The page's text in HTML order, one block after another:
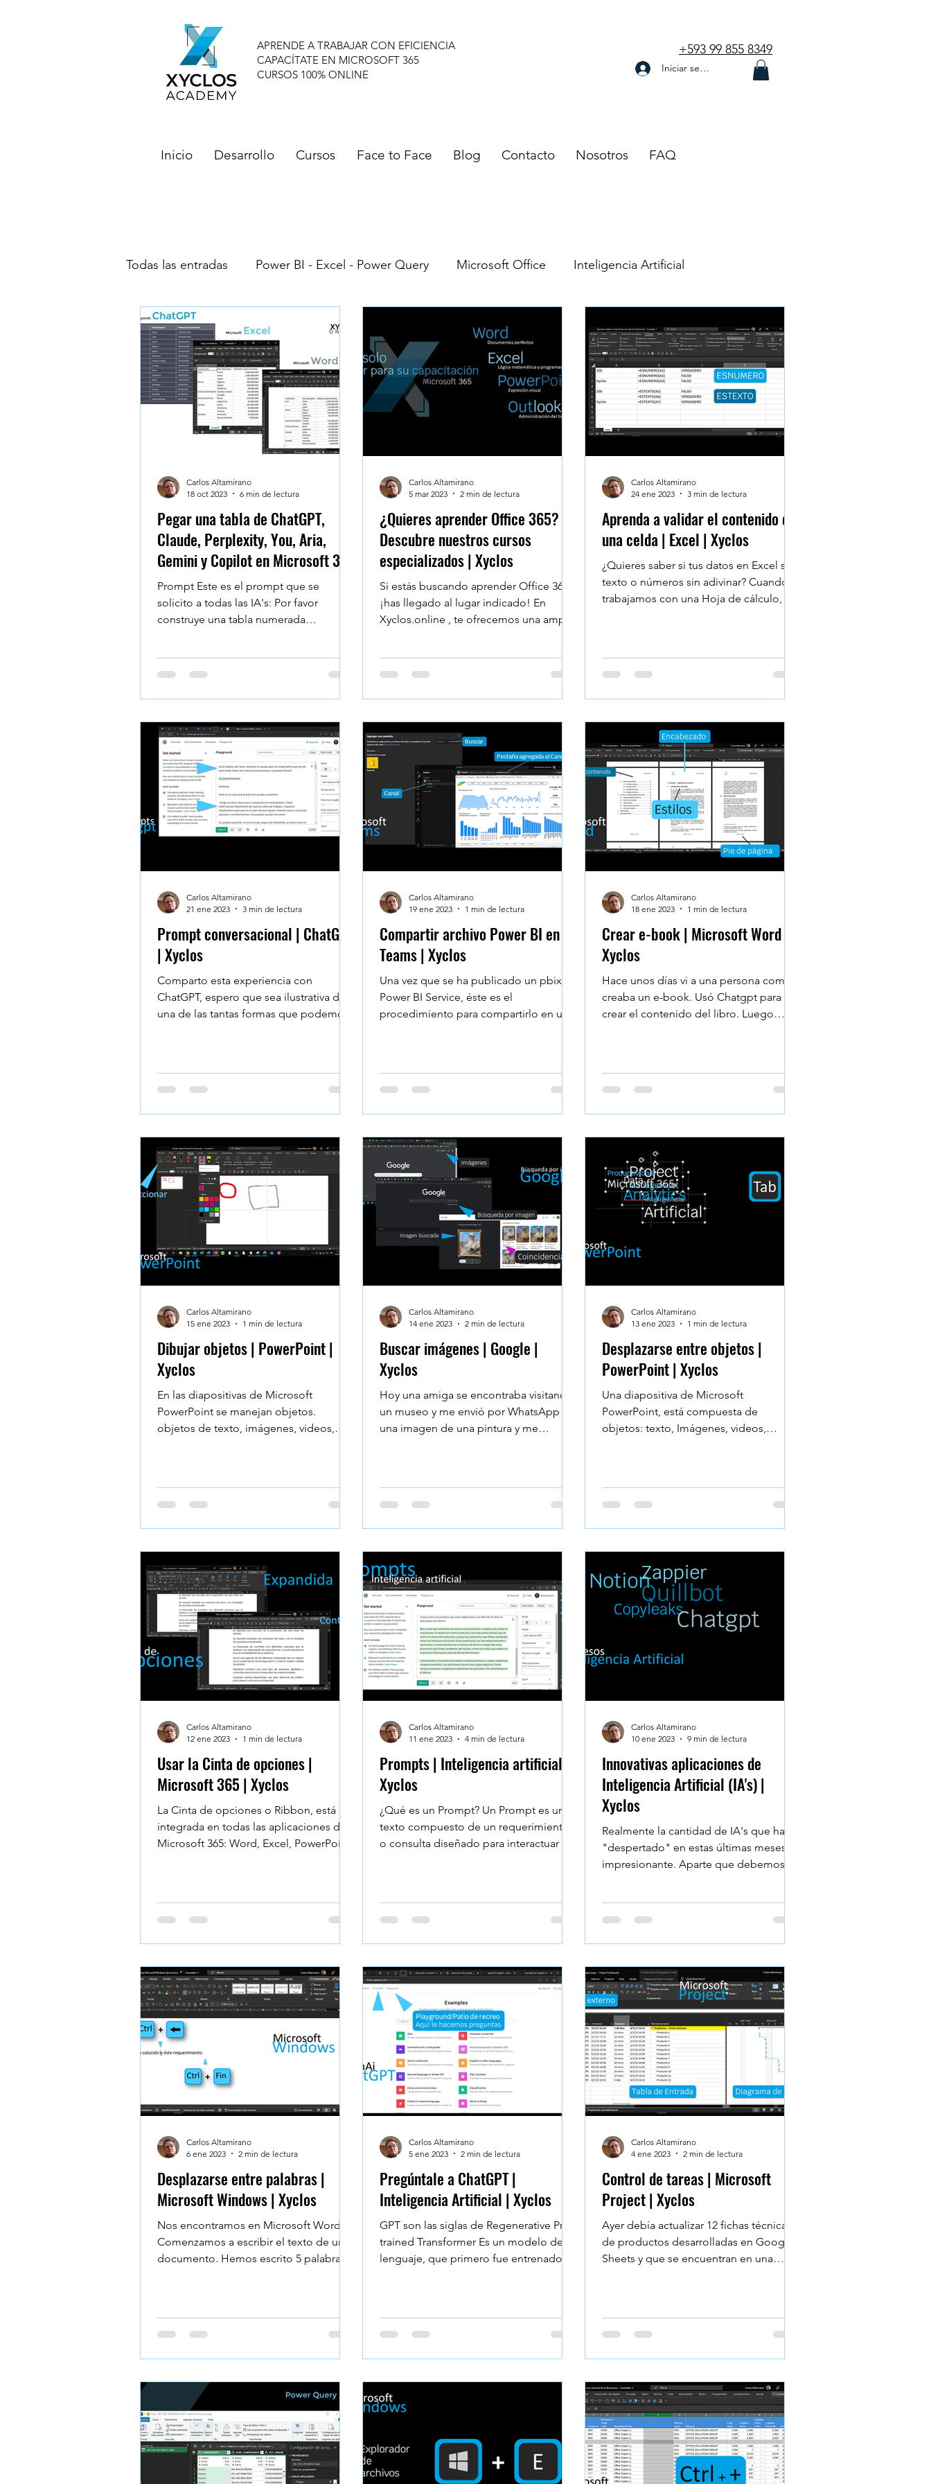
APRENDE A TRABAJAR CON EFICIENCIA
CAPACÍTATE EN MICROSOFT 365
CURSOS 100% ONLINE
+593 99 855 8349
Iniciar sesión
Inicio Desarrollo Cursos Face to Face Blog Contacto Nosotros FAQ
Todas las entradas Power BI - Excel - Power Query Microsoft Office Inteligencia Artificial
Testimonios - Reviews - Alumnos
Microsoft Teams Google Workspace Data Heroes Face to Face Seguridad Digital
Windows 10 Claude Desktop
Pegar una tabla de ChatGPT,
Claude, Perplexity, You, Aria,
Gemini y Copilot en Microsoft 365
| Xyclos
Prompt Este es el prompt que se
solicito a todas las IA's: Por favor
construye una tabla numerada
Carlos Altamirano
18 oct 2023
6 min de lectura
¿Quieres aprender Office 365?
Descubre nuestros cursos
especializados | Xyclos
Si estás buscando aprender Office 365 ,
¡has llegado al lugar indicado! En
Xyclos.online , te ofrecemos una amplia
Carlos Altamirano
5 mar 2023
2 min de lectura
Aprenda a validar el contenido de
una celda | Excel | Xyclos
¿Quieres saber si tus datos en Excel son
texto o números sin adivinar? Cuando
trabajamos con una Hoja de cálculo, a
validar rápidamente el tipo de
contenido en cada celda, incluso en
usarlas y filtra con precisión para evitar
errores ocultos. Validar visualmente el
contenido de una celda Después de
ingresar
Carlos Altamirano
24 ene 2023
3 min de lectura
Prompt conversacional | ChatGPT
| Xyclos
Comparto esta experiencia con
ChatGPT, espero que sea ilustrativa de
una de las tantas formas que podemos
Carlos Altamirano
21 ene 2023
3 min de lectura
Compartir archivo Power BI en
Teams | Xyclos
Una vez que se ha publicado un pbix en
Power BI Service, éste es el
procedimiento para compartirlo en un
Carlos Altamirano
19 ene 2023
1 min de lectura
Crear e-book | Microsoft Word |
Xyclos
Hace unos días vi a una persona como
creaba un e-book. Usó Chatgpt para
crear el contenido del libro. Luego
Carlos Altamirano
18 ene 2023
1 min de lectura
Dibujar objetos | PowerPoint |
Xyclos
En las diapositivas de Microsoft
PowerPoint se manejan objetos.
objetos de texto, imágenes, videos,
Carlos Altamirano
15 ene 2023
1 min de lectura
Buscar imágenes | Google |
Xyclos
Hoy una amiga se encontraba visitando
un museo y me envió por WhatsApp
una imagen de una pintura y me
Carlos Altamirano
14 ene 2023
2 min de lectura
Desplazarse entre objetos |
PowerPoint | Xyclos
Una diapositiva de Microsoft
PowerPoint, está compuesta de
objetos: texto, Imágenes, videos,
Carlos Altamirano
13 ene 2023
1 min de lectura
Usar la Cinta de opciones |
Microsoft 365 | Xyclos
La Cinta de opciones o Ribbon, está
integrada en todas las aplicaciones de
Microsoft 365: Word, Excel, PowerPoint,
Carlos Altamirano
12 ene 2023
1 min de lectura
Prompts | Inteligencia artificial |
Xyclos
¿Qué es un Prompt? Un Prompt es un
texto compuesto de un requerimiento
o consulta diseñado para interactuar y
Carlos Altamirano
11 ene 2023
4 min de lectura
Innovativas aplicaciones de
Inteligencia Artificial (IA's) |
Xyclos
Realmente la cantidad de IA's que han
"despertado" en estas últimas meses es
impresionante. Aparte que debemos
Carlos Altamirano
10 ene 2023
9 min de lectura
Desplazarse entre palabras |
Microsoft Windows | Xyclos
Nos encontramos en Microsoft Word.
Comenzamos a escribir el texto de un
documento. Hemos escrito 5 palabras y
Carlos Altamirano
6 ene 2023
2 min de lectura
Pregúntale a ChatGPT |
Inteligencia Artificial | Xyclos
GPT son las siglas de Regenerative Pre-
trained Transformer Es un modelo de
lenguaje, que primero fue entrenado a
Carlos Altamirano
5 ene 2023
2 min de lectura
Control de tareas | Microsoft
Project | Xyclos
Ayer debía actualizar 12 fichas técnicas
de productos desarrolladas en Google
Sheets y que se encuentran en una
Carlos Altamirano
4 ene 2023
2 min de lectura